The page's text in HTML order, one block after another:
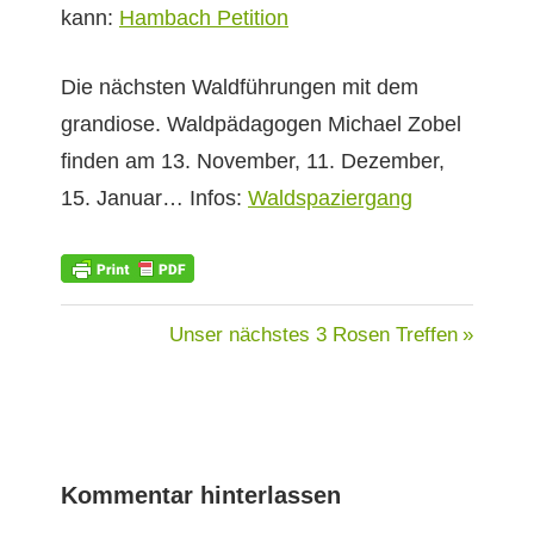
kann: Ham­bach Petition
Die näch­sten Wald­führun­gen mit dem
grandiose. Wald­päd­a­gogen Michael Zobel
find­en am 13. Novem­ber, 11. Dezem­ber,
15. Jan­u­ar… Infos: Waldspazier­gang
NEWSLETTER
Beitragsnavigation
Nächster
Unser nächstes 3 Rosen Treffen
Kommentar hinterlassen